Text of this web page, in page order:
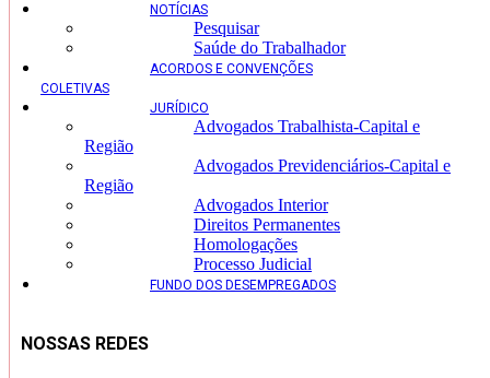
NOTÍCIAS
Pesquisar
Saúde do Trabalhador
ACORDOS E CONVENÇÕES
COLETIVAS
JURÍDICO
Advogados Trabalhista-Capital e
Região
Advogados Previdenciários-Capital e
Região
Advogados Interior
Direitos Permanentes
Homologações
Processo Judicial
FUNDO DOS DESEMPREGADOS
NOSSAS REDES